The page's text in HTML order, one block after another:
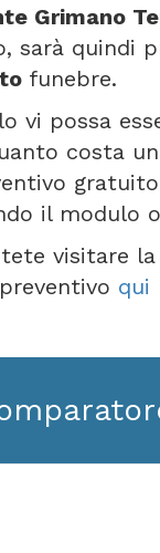
Grimano
sarà quindi
funebre.
vi possa
costa
il modulo
visitare la
qui